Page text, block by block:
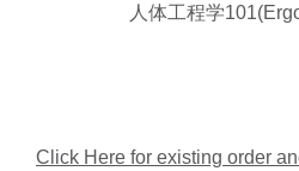
人体工程学
Click Here for existing order